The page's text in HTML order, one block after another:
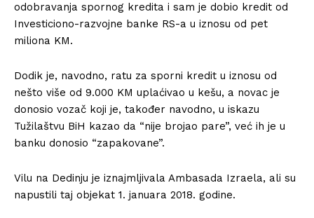
odobravanja spornog kredita i sam je dobio kredit od
Investiciono-razvojne banke RS-a u iznosu od pet
miliona KM.
Dodik je, navodno, ratu za sporni kredit u iznosu od
nešto više od 9.000 KM uplaćivao u kešu, a novac je
donosio vozač koji je, također navodno, u iskazu
Tužilaštvu BiH kazao da “nije brojao pare”, već ih je u
banku donosio “zapakovane”.
Vilu na Dedinju je iznajmljivala Ambasada Izraela, ali su
napustili taj objekat 1. januara 2018. godine.